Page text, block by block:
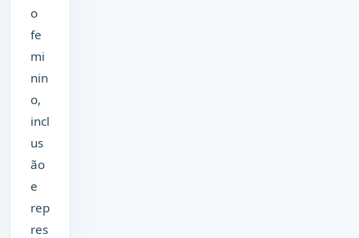
o
fe
mi
nin
o,
incl
us
ão
e
rep
res